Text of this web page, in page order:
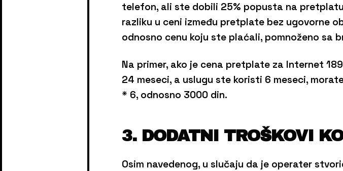
telefon, ali ste dobili 25% popusta na
razliku u ceni između pretplate bez ugovorne
odnosno cenu koju ste plaćali, pomnoženo sa
Na primer, ako je cena pretplate za Internet
24 meseci, a uslugu ste koristi 6 meseci,
* 6, odnosno 3000 din.
3. DODATNI TROŠKOVI
Osim navedenog, u slučaju da je operater